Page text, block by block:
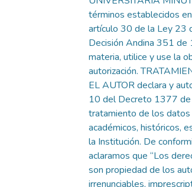
términos establecidos
artículo 30 de la Ley 23
Decisión Andina 351
materia, utilice y use la
autorización.
EL AUTOR declara y
10 del Decreto 1377
tratamiento de los
académicos, históricos,
la Institución. De
aclaramos que “Los
son propiedad de los
irrenunciables,